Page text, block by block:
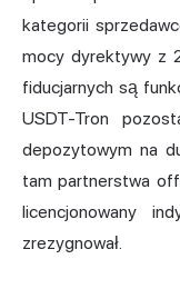
kategorii
mocy dyrektywy z
fiducjarnych są
USDT-Tron
depozytowym na
tam partnerstwa
licencjonowany
zrezygnował.